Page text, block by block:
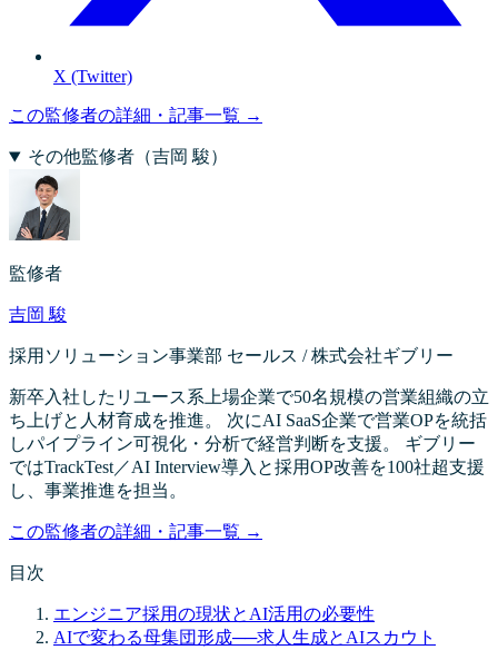
X (Twitter)
この監修者の詳細・記事一覧 →
その他監修者（吉岡 駿）
監修者
吉岡 駿
採用ソリューション事業部 セールス / 株式会社ギブリー
新卒入社したリユース系上場企業で50名規模の営業組織の立
ち上げと人材育成を推進。 次にAI SaaS企業で営業OPを統括
しパイプライン可視化・分析で経営判断を支援。 ギブリー
ではTrackTest／AI Interview導入と採用OP改善を100社超支援
し、事業推進を担当。
この監修者の詳細・記事一覧 →
目次
エンジニア採用の現状とAI活用の必要性
AIで変わる母集団形成──求人生成とAIスカウト